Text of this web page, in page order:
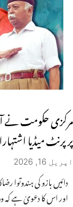
پر پرنٹ میڈیا اشتہارات پر 76.13
اپریل 16, 2026
اور اس کا دعویٰ ہے کہ وہ